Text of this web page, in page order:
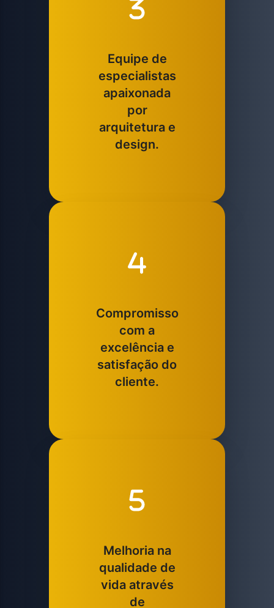
Equipe de
especialistas
apaixonada
por
arquitetura e
design.
Compromisso
com a
excelência e
satisfação do
cliente.
Melhoria na
qualidade de
vida através
de